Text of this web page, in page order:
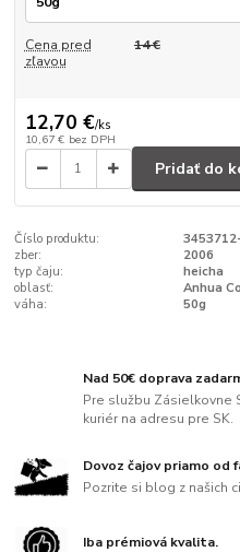
Cena pred
zľavou
14 €
12,70 €/ks
10,67 € bez DPH
Pridať do
Číslo produktu:
zber:
2006
typ čaju:
heicha
oblasť:
Anhua
váha:
50g
Nad 50€ doprava
Pre službu Zásielkovne
kuriér na adresu pre SK.
Dovoz čajov priamo od
Pozrite si blog z našich
Iba prémiová kvalita.